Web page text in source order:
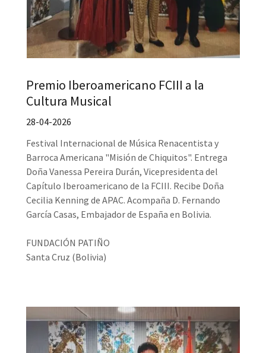
Premio Iberoamericano FCIII a la
Cultura Musical
28-04-2026
Festival Internacional de Música Renacentista y
Barroca Americana "Misión de Chiquitos". Entrega
Doña Vanessa Pereira Durán, Vicepresidenta del
Capítulo Iberoamericano de la FCIII. Recibe Doña
Cecilia Kenning de APAC. Acompaña D. Fernando
García Casas, Embajador de España en Bolivia.
FUNDACIÓN PATIÑO
Santa Cruz (Bolivia)